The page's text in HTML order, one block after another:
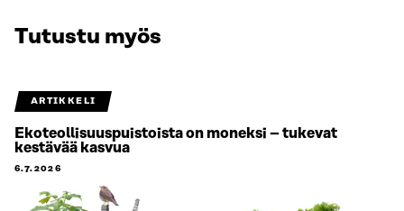
Tutustu myös
ARTIKKELI
Ekoteollisuuspuistoista on moneksi – tukevat
kestävää kasvua
6.7.2026